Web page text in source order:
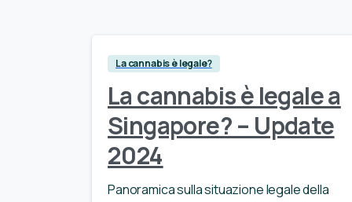
La cannabis è legale?
La cannabis è legale a
Singapore? – Update
2024
Panoramica sulla situazione legale della